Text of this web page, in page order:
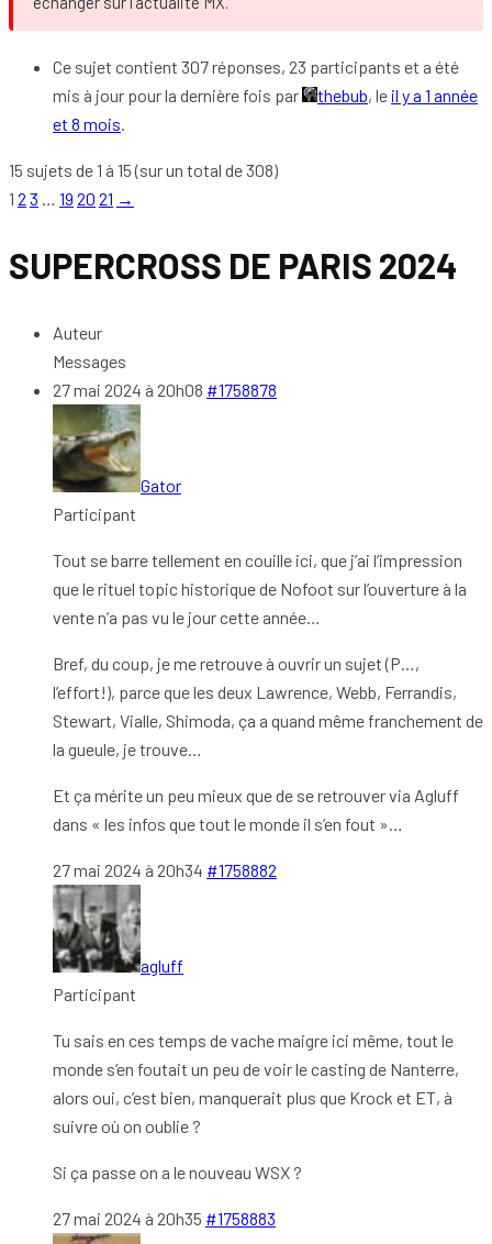
Ce sujet contient 307 réponses, 23 participants et a été
mis à jour pour la dernière fois par
thebub, le il y a 1 année
et 8 mois.
15 sujets de 1 à 15 (sur un total de 308)
1 2 3 … 19 20 21 →
SUPERCROSS DE PARIS 2024
Auteur
Messages
27 mai 2024 à 20h08 #1758878
Gator
Participant
Tout se barre tellement en couille ici, que j’ai l’impression
que le rituel topic historique de Nofoot sur l’ouverture à la
vente n’a pas vu le jour cette année…
Bref, du coup, je me retrouve à ouvrir un sujet (P…,
l’effort!), parce que les deux Lawrence, Webb, Ferrandis,
Stewart, Vialle, Shimoda, ça a quand même franchement de
la gueule, je trouve…
Et ça mérite un peu mieux que de se retrouver via Agluff
dans « les infos que tout le monde il s’en fout »…
27 mai 2024 à 20h34 #1758882
agluff
Participant
Tu sais en ces temps de vache maigre ici même, tout le
monde s’en foutait un peu de voir le casting de Nanterre,
alors oui, c’est bien, manquerait plus que Krock et ET, à
suivre où on oublie ?
Si ça passe on a le nouveau WSX ?
27 mai 2024 à 20h35 #1758883